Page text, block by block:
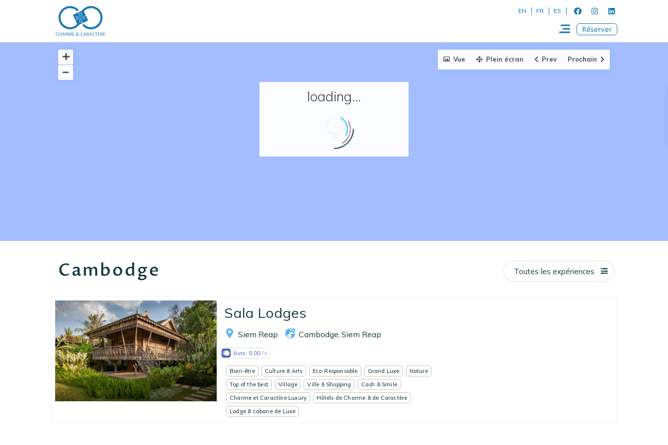
Réserver un séjour
EN FR ES
Réserver
loading...
Vue Plein écran Prev Prochain
Cambodge Toutes les expériences
Sala Lodges
Siem Reap Cambodge Siem Reap
Avis: 0.00
Bien-être Culture & Arts Eco-Responsable Grand Luxe
Nature
Top of the best
Village Ville & Shopping
Cash & Smile
Charme et Caractère Luxury
Hôtels de Charme & de Caractère
Lodge & cabane de Luxe